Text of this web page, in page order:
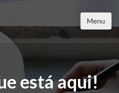
Menu
está aqui!